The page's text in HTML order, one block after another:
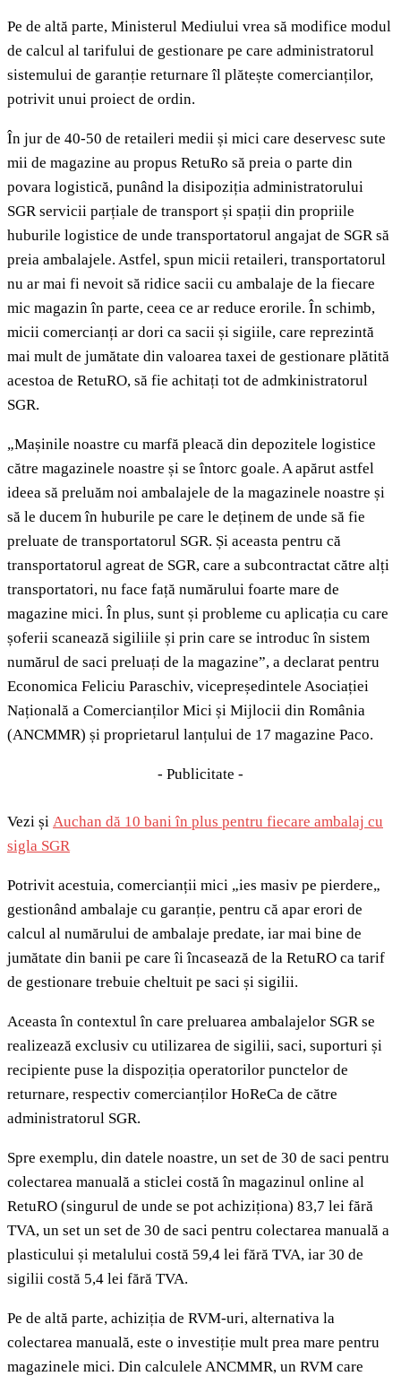
Pe de altă parte, Ministerul Mediului vrea să modifice modul
de calcul al tarifului de gestionare pe care administratorul
sistemului de garanție returnare îl plătește comercianților,
potrivit unui proiect de ordin.
În jur de 40-50 de retaileri medii și mici care deservesc sute
mii de magazine au propus RetuRo să preia o parte din
povara logistică, punând la disipoziția administratorului
SGR servicii parțiale de transport și spații din propriile
huburile logistice de unde transportatorul angajat de SGR să
preia ambalajele. Astfel, spun micii retaileri, transportatorul
nu ar mai fi nevoit să ridice sacii cu ambalaje de la fiecare
mic magazin în parte, ceea ce ar reduce erorile. În schimb,
micii comercianți ar dori ca sacii și sigiile, care reprezintă
mai mult de jumătate din valoarea taxei de gestionare plătită
acestoa de RetuRO, să fie achitați tot de admkinistratorul
SGR.
„Mașinile noastre cu marfă pleacă din depozitele logistice
către magazinele noastre și se întorc goale. A apărut astfel
ideea să preluăm noi ambalajele de la magazinele noastre și
să le ducem în huburile pe care le deținem de unde să fie
preluate de transportatorul SGR. Și aceasta pentru că
transportatorul agreat de SGR, care a subcontractat către alți
transportatori, nu face față numărului foarte mare de
magazine mici. În plus, sunt și probleme cu aplicația cu care
șoferii scanează sigiliile și prin care se introduc în sistem
numărul de saci preluați de la magazine”, a declarat pentru
Economica Feliciu Paraschiv, vicepreședintele Asociației
Națională a Comercianților Mici și Mijlocii din România
(ANCMMR) și proprietarul lanțului de 17 magazine Paco.
- Publicitate -
Vezi și Auchan dă 10 bani în plus pentru fiecare ambalaj cu
sigla SGR
Potrivit acestuia, comercianții mici „ies masiv pe pierdere„
gestionând ambalaje cu garanție, pentru că apar erori de
calcul al numărului de ambalaje predate, iar mai bine de
jumătate din banii pe care îi încasează de la RetuRO ca tarif
de gestionare trebuie cheltuit pe saci și sigilii.
Aceasta în contextul în care preluarea ambalajelor SGR se
realizează exclusiv cu utilizarea de sigilii, saci, suporturi și
recipiente puse la dispoziția operatorilor punctelor de
returnare, respectiv comercianților HoReCa de către
administratorul SGR.
Spre exemplu, din datele noastre, un set de 30 de saci pentru
colectarea manuală a sticlei costă în magazinul online al
RetuRO (singurul de unde se pot achiziționa) 83,7 lei fără
TVA, un set un set de 30 de saci pentru colectarea manuală a
plasticului și metalului costă 59,4 lei fără TVA, iar 30 de
sigilii costă 5,4 lei fără TVA.
Pe de altă parte, achiziția de RVM-uri, alternativa la
colectarea manuală, este o investiție mult prea mare pentru
magazinele mici. Din calculele ANCMMR, un RVM care